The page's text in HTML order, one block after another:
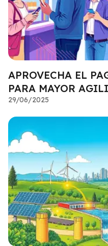
APROVECHA EL
PARA MAYOR
29/06/2025